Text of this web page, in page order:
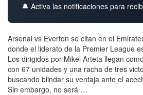
🔔 Activa las notificaciones para
Arsenal vs Everton se citan en el
donde el liderato de la Premier League
Los dirigidos por Mikel Arteta llegan
con 67 unidades y una racha de tres
buscando blindar su ventaja ante el
Sin embargo, no será …